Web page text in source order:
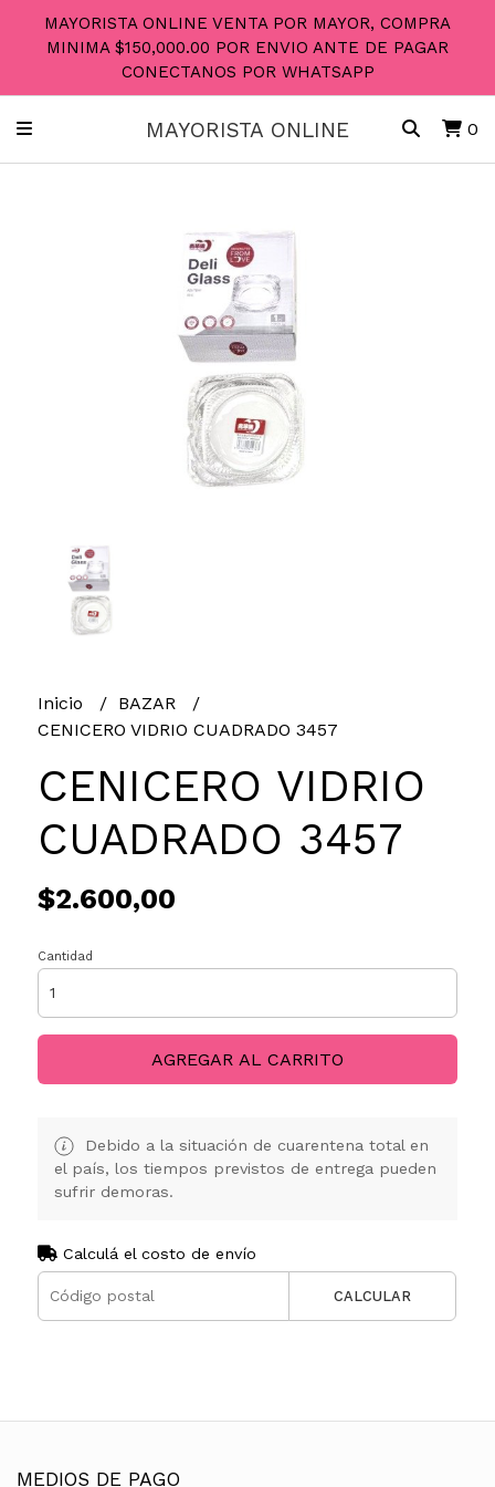
MAYORISTA ONLINE VENTA POR MAYOR, COMPRA
MINIMA $150,000.00 POR ENVIO ANTE DE PAGAR
CONECTANOS POR WHATSAPP
MAYORISTA ONLINE 0
Inicio
BAZAR
CENICERO VIDRIO CUADRADO 3457
CENICERO VIDRIO
CUADRADO 3457
$2.600,00
Cantidad
AGREGAR AL CARRITO
Debido a la situación de cuarentena total en
el país, los tiempos previstos de entrega pueden
sufrir demoras.
Calculá el costo de envío
CALCULAR
MEDIOS DE PAGO